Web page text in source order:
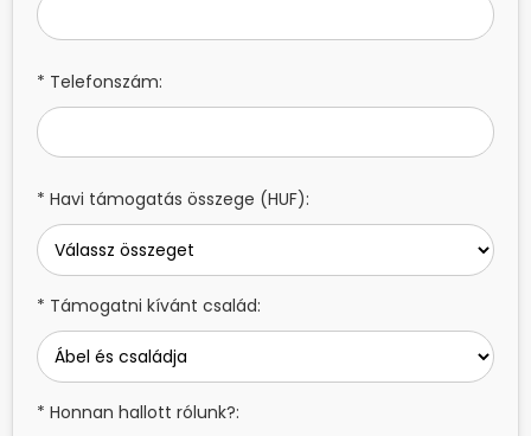
* Telefonszám:
* Havi támogatás összege (HUF):
* Támogatni kívánt család:
* Honnan hallott rólunk?: